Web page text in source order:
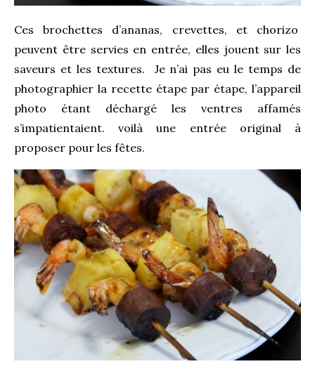
Ces brochettes d’ananas, crevettes, et chorizo
peuvent être servies en entrée, elles jouent sur les
saveurs et les textures. Je n’ai pas eu le temps de
photographier la recette étape par étape, l’appareil
photo étant déchargé les ventres affamés
s’impatientaient. voilà une entrée original à
proposer pour les fêtes.